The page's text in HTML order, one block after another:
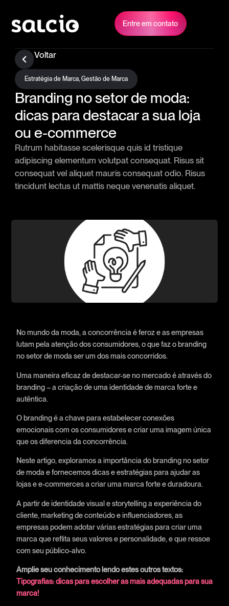
Entre em contato
Voltar
Estratégia de Marca, Gestão de Marca
Branding no setor de moda:
dicas para destacar a sua loja
ou e-commerce
Rutrum habitasse scelerisque quis id tristique
adipiscing elementum volutpat consequat. Risus sit
consequat vel aliquet mauris consequat odio. Risus
tincidunt lectus ut mattis neque venenatis aliquet.
No mundo da moda, a concorrência é feroz e as empresas
lutam pela atenção dos consumidores, o que faz o branding
no setor de moda ser um dos mais concorridos.
Uma maneira eficaz de destacar-se no mercado é através do
branding – a criação de uma identidade de marca forte e
autêntica.
O branding é a chave para estabelecer conexões
emocionais com os consumidores e criar uma imagem única
que os diferencia da concorrência.
Neste artigo, exploramos a importância do branding no setor
de moda e fornecemos dicas e estratégias para ajudar as
lojas e e-commerces a criar uma marca forte e duradoura.
A partir de identidade visual e storytelling a experiência do
cliente, marketing de conteúdo e influenciadores, as
empresas podem adotar várias estratégias para criar uma
marca que reflita seus valores e personalidade, e que ressoe
com seu público-alvo.
Amplie seu conhecimento lendo estes outros textos:
Tipografias: dicas para escolher as mais adequadas para sua
marca!